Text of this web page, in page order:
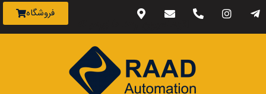
اتوماسیون رعد خاورمیانه
فروشگاه